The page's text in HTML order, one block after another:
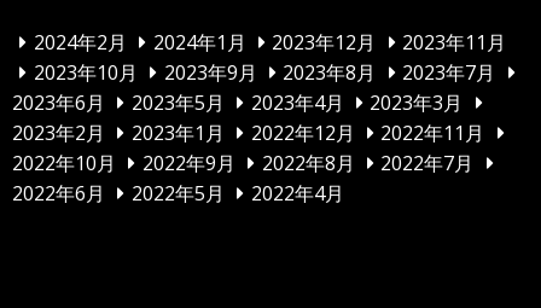
2024年2月 2024年1月 2023年12月
2023年11月
2023年10月
2023年9月 2023年8月
2023年7月
2023年6月
2023年5月 2023年4月
2023年3月
2023年2月
2023年1月 2022年12月
2022年11月
2022年10月
2022年9月 2022年8月
2022年7月
2022年6月
2022年5月 2022年4月